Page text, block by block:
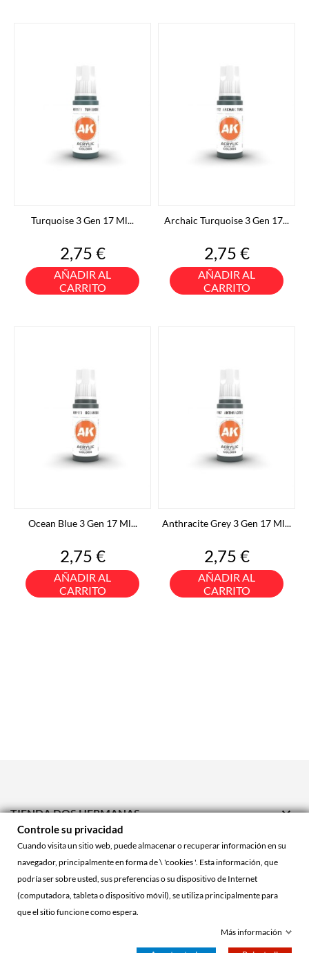
Turquoise 3 Gen 17 Ml...
Precio
2,75 €
AÑADIR AL
CARRITO
Archaic Turquoise 3 Gen 17...
Precio
2,75 €
AÑADIR AL
CARRITO
Ocean Blue 3 Gen 17 Ml...
Precio
2,75 €
AÑADIR AL
CARRITO
Anthracite Grey 3 Gen 17 Ml...
Precio
2,75 €
AÑADIR AL
CARRITO
TIENDA DOS HERMANAS 
TIENDA ONLINE 
ACCOUNT
Controle su privacidad
Cuando visita un sitio web, puede almacenar o recuperar información en su
navegador, principalmente en forma de \ 'cookies '. Esta información, que
podría ser sobre usted, sus preferencias o su dispositivo de Internet
(computadora, tableta o dispositivo móvil), se utiliza principalmente para
que el sitio funcione como espera.
Más información